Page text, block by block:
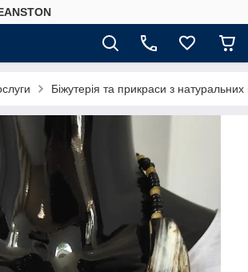
Біжутерія та прикраси з натуральних